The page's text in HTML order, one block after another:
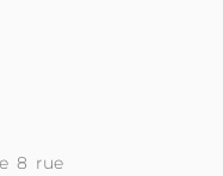
8 rue